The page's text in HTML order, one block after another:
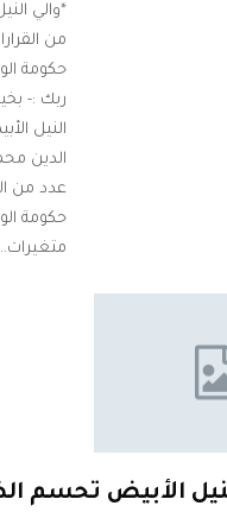
*والي
من
حكومة
ربك :-
النيل
الدين
عدد من
حكومة
الأبيض تحسم